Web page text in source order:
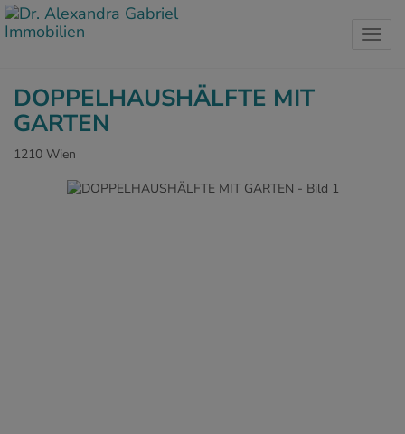
DOPPELHAUSHÄLFTE MIT
GARTEN
1210 Wien